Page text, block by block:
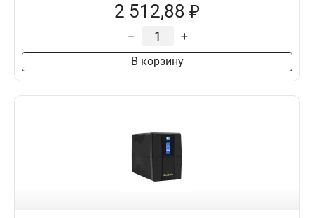
2 512,88 ₽
– +
В корзину